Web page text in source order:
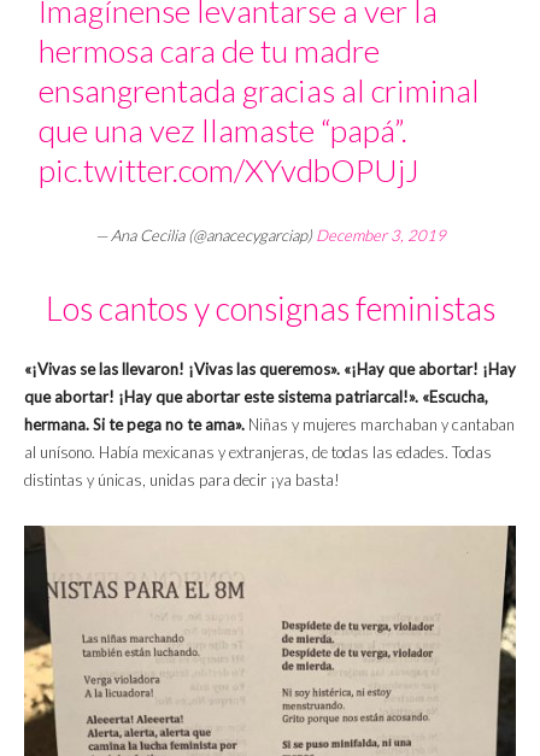
Imagínense levantarse a ver la
hermosa cara de tu madre
ensangrentada gracias al criminal
que una vez llamaste “papá”.
pic.twitter.com/XYvdbOPUjJ
— Ana Cecilia (@anacecygarciap)December 3, 2019
Los cantos y consignas feministas
«¡Vivas se las llevaron! ¡Vivas las queremos». «¡Hay que abortar! ¡Hay
que abortar! ¡Hay que abortar este sistema patriarcal!». «Escucha,
hermana. Si te pega no te ama». Niñas y mujeres marchaban y cantaban
al unísono. Había mexicanas y extranjeras, de todas las edades. Todas
distintas y únicas, unidas para decir ¡ya basta!